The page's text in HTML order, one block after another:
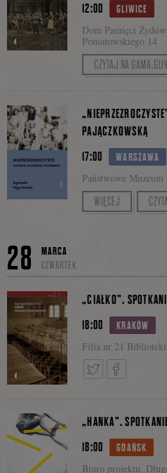
12:00 GLIWICE
Dom Pamięci
Poniatowskiego 14
CZYTAJ NA
17:00 WARSZAWA
Państwowe
PAJĄCZKOWSKĄ
Spotkanie
WIĘCEJ
28
MARCA
CZWARTEK
18:00 KRAKÓW
Filia nr 21
„CIAŁKO”.
18:00 GDAŃSK
Biuro projektu,
„HANKA”.